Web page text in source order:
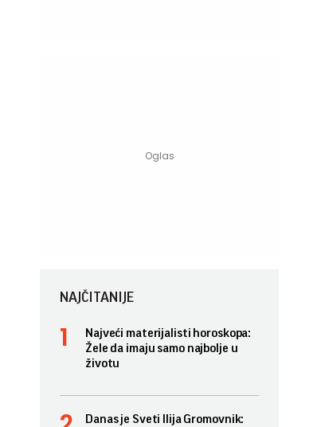
NAJČITANIJE
Najveći materijalisti horoskopa:
Žele da imaju samo najbolje u
životu
Danas je Sveti Ilija Gromovnik: